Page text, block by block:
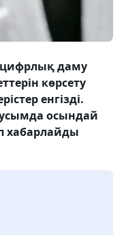
даму
көрсету
енгізді.
осындай
хабарлайды